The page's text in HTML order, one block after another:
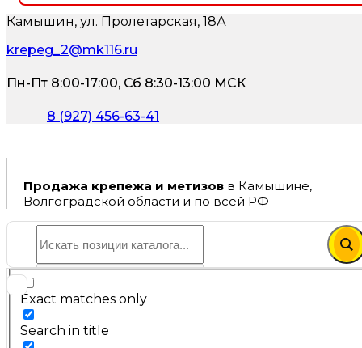
Камышин, ул. Пролетарская, 18А
krepeg_2@mk116.ru
Пн-Пт 8:00-17:00, Сб 8:30-13:00 МСК
8 (927) 456-63-41
Продажа крепежа и метизов в Камышине,
Волгоградской области и по всей РФ
Exact matches only
Search in title